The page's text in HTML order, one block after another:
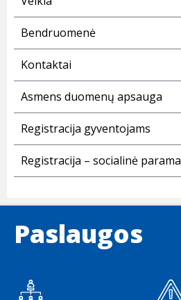
Bendruomenė
Kontaktai
Asmens duomenų apsauga
Registracija gyventojams
Registracija – socialinė parama
Paslaugos